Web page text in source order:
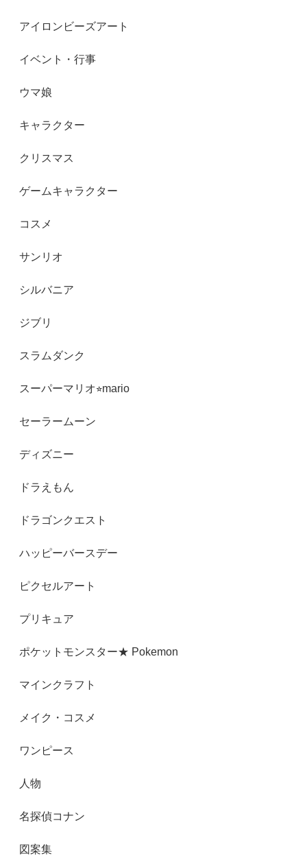
アイロンビーズアート
イベント・行事
ウマ娘
キャラクター
クリスマス
ゲームキャラクター
コスメ
サンリオ
シルバニア
ジブリ
スラムダンク
スーパーマリオ⭐︎mario
セーラームーン
ディズニー
ドラえもん
ドラゴンクエスト
ハッピーバースデー
ピクセルアート
プリキュア
ポケットモンスター★ Pokemon
マインクラフト
メイク・コスメ
ワンピース
人物
名探偵コナン
図案集